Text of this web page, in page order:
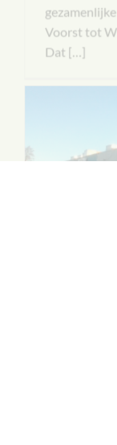
Voorst tot
Dat […]